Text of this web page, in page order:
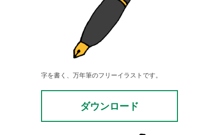
字を書く、万年筆のフリーイラストです。
ダウンロード